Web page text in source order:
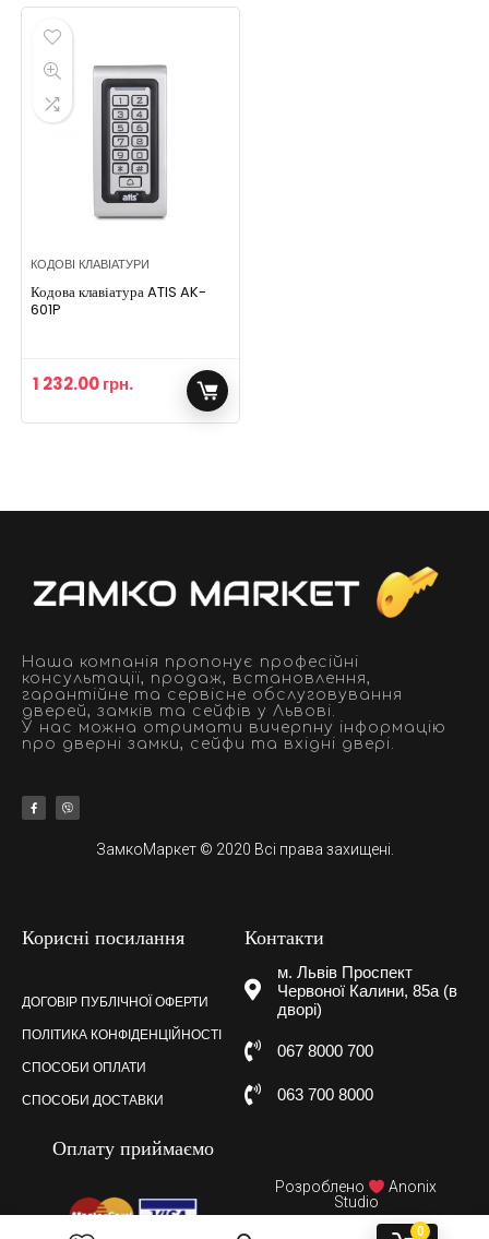
0
КОДОВІ КЛАВІАТУРИ
Кодова клавіатура ATIS AK-
601P
1 232.00грн.
Наша компанія пропонує професійні
консультації, продаж, встановлення,
гарантійне та сервісне обслуговування
дверей, замків та сейфів у Львові.
У нас можна отримати вичерпну інформацію
про дверні замки, сейфи та вхідні двері.
ЗамкоМаркет © 2020 Всі права захищені.
Корисні посилання
ДОГОВІР ПУБЛІЧНОЇ ОФЕРТИ
ПОЛІТИКА КОНФІДЕНЦІЙНОСТІ
СПОСОБИ ОПЛАТИ
СПОСОБИ ДОСТАВКИ
Оплату приймаємо
Контакти
м. Львів Проспект
Червоної Калини, 85а (в
дворі)
067 8000 700
063 700 8000
Розроблено
Anonix
Studio